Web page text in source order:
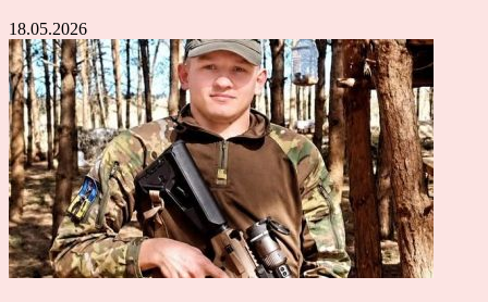
18.05.2026